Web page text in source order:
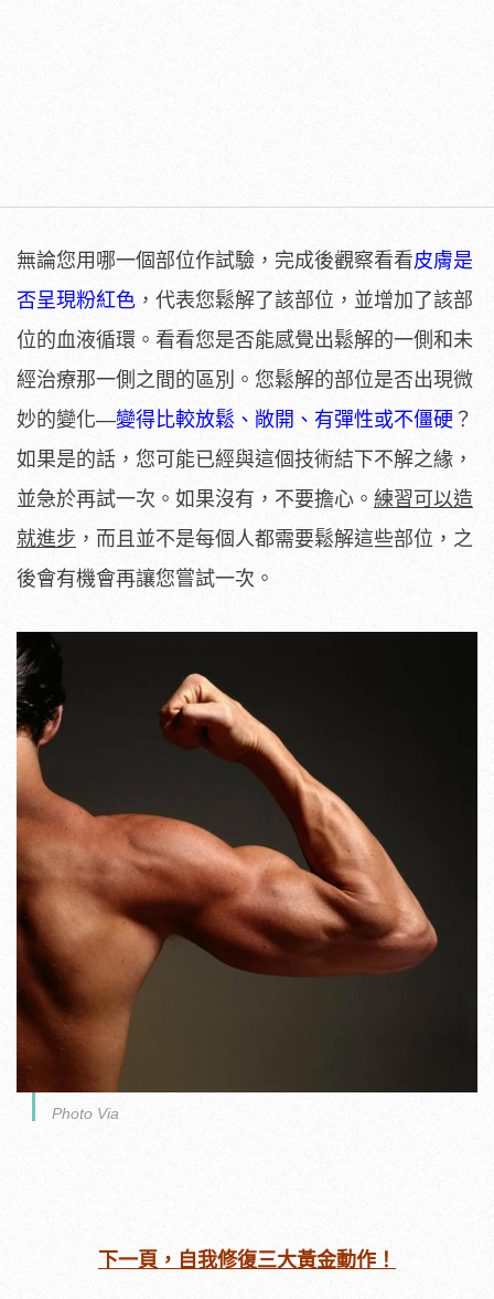
無論您用哪一個部位作試驗，完成後觀察看看皮膚是
否呈現粉紅色 ，代表您鬆解了該部位，並增加了該部
位的血液循環。看看您是否能感覺出鬆解的一側和未
經治療那一側之間的區別。您鬆解的部位是否出現微
妙的變化—變得比較放鬆、敞開、有彈性或不僵硬 ？
如果是的話，您可能已經與這個技術結下不解之緣，
並急於再試一次。如果沒有，不要擔心。 練習可以造
就進步 ，而且並不是每個人都需要鬆解這些部位，之
後會有機會再讓您嘗試一次。
Photo Via
下一頁，自我修復三大黃金動作！